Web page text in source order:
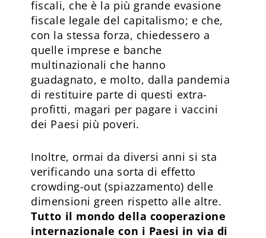
fiscali, che è la più grande evasione
fiscale legale del capitalismo; e che,
con la stessa forza, chiedessero a
quelle imprese e banche
multinazionali che hanno
guadagnato, e molto, dalla pandemia
di restituire parte di questi extra-
profitti, magari per pagare i vaccini
dei Paesi più poveri.
Inoltre, ormai da diversi anni si sta
verificando una sorta di effetto
crowding-out (spiazzamento) delle
dimensioni green rispetto alle altre.
Tutto il mondo della cooperazione
internazionale con i Paesi in via di